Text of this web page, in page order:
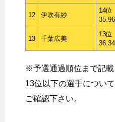
12 伊吹有紗
14位
35.96
13 千葉広美
13位
36.34
※予選通過順位まで記載
13位以下の選手につい
ご確認下さい。